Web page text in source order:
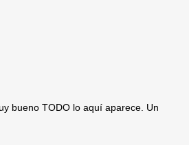
bueno TODO lo aquí aparece. Un